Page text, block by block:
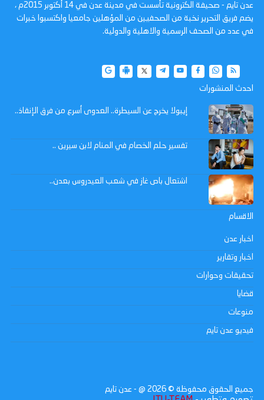
عدن تايم - صحيفة الكترونية تأسست في مدينة عدن في 14 أكتوبر 2015م ،
يضم فريق التحرير نخبة من الصحفيين من المؤهلين جامعيا واكتسبوا خبرات
في عدد من الصحف الرسمية والاهلية والدولية.
احدث المنشورات
إيبولا يخرج عن السيطرة.. العدوى أسرع من فرق الإنقاذ..
تفسير حلم الخصام في المنام لابن سيرين ..
اشتعال باص غاز في شعب العيدروس بعدن..
الاقسام
اخبار عدن
اخبار وتقارير
تحقيقات وحوارات
قضايا
منوعات
فيديو عدن تايم
جميع الحقوق محفوظة © 2026 @ - عدن تايم